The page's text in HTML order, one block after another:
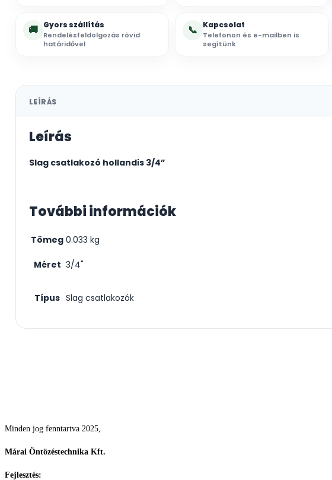
🚚 Gyors szállítás
Rendelésfeldolgozás rövid
határidővel
📞 Kapcsolat
Telefonon és e-mailben is
segítünk
LEÍRÁS
Leírás
Slag csatlakozó hollandis 3/4”
További információk
Tömeg 0.033 kg
Méret 3/4"
Típus Slag csatlakozók
Minden jog fenntartva 2025,
Márai Öntözéstechnika Kft.
Fejlesztés: